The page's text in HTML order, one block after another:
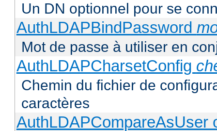
Un DN optionnel pour se
AuthLDAPBindPassword
Mot de passe à utiliser en
AuthLDAPCharsetConfig
Chemin du fichier de
caractères
AuthLDAPCompareAsUser